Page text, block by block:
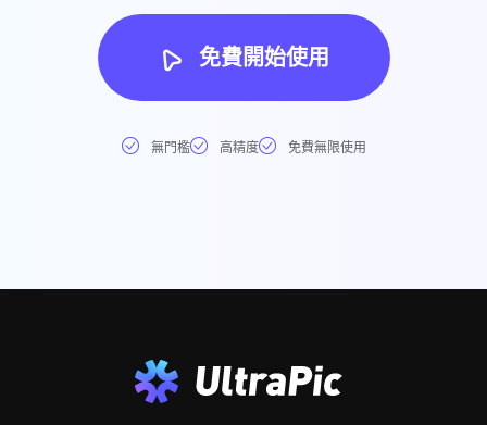
免費開始使用
無門檻 高精度 免費無限使用